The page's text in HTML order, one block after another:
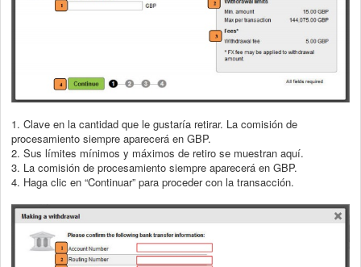
1. Clave en la cantidad que le gustaría retirar. La comisión de
procesamiento siempre aparecerá en GBP.
2. Sus límites mínimos y máximos de retiro se muestran aquí.
3. La comisión de procesamiento siempre aparecerá en GBP.
4. Haga clic en “Continuar” para proceder con la transacción.